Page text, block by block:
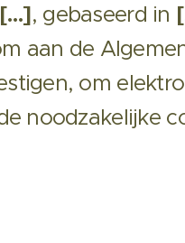
[…], gebaseerd in
aan de
om
noodzakelijke